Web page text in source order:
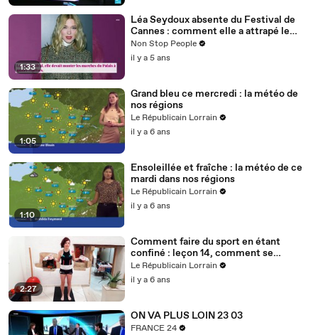
1:33
Léa Seydoux absente du Festival de
Cannes : comment elle a attrapé le
Covid
Non Stop People
il y a 5 ans
1:05
Grand bleu ce mercredi : la météo de
nos régions
Le Républicain Lorrain
il y a 6 ans
1:10
Ensoleillée et fraîche : la météo de ce
mardi dans nos régions
Le Républicain Lorrain
il y a 6 ans
2:27
Comment faire du sport en étant
confiné : leçon 14, comment se
muscler avec des bouteilles d'eau ?
Le Républicain Lorrain
il y a 6 ans
ON VA PLUS LOIN 23 03
FRANCE 24